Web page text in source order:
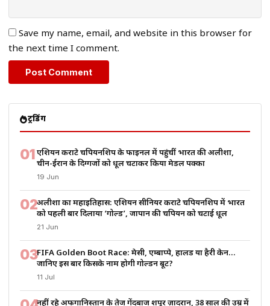
Save my name, email, and website in this browser for
the next time I comment.
ट्रेंडिंग
01एशियन कराटे चैंपियनशिप के फाइनल में पहुंचीं भारत की अलीशा,
चीन-ईरान के दिग्गजों को धूल चटाकर किया मेडल पक्का
19 Jun
02अलीशा का महाइतिहास: एशियन सीनियर कराटे चैंपियनशिप में भारत
को पहली बार दिलाया ‘गोल्ड’, जापान की चैंपियन को चटाई धूल
21 Jun
03FIFA Golden Boot Race: मेसी, एम्बाप्पे, हालैंड या हैरी केन…
जानिए इस बार किसके नाम होगी गोल्डन बूट?
11 Jul
नहीं रहे अफगानिस्तान के तेज गेंदबाज शपूर ज़ादरान, 38 साल की उम्र में